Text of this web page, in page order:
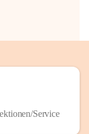
Service